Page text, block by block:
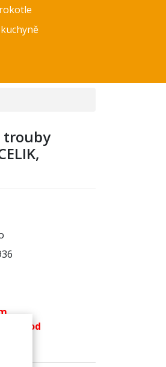
trouby
48 hod